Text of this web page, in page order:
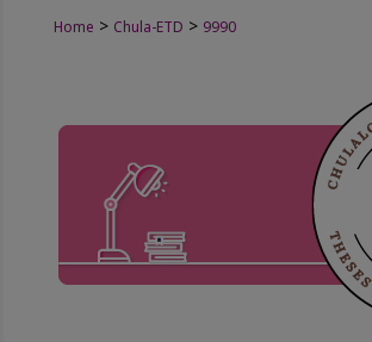
Home > Chula-ETD > 9990